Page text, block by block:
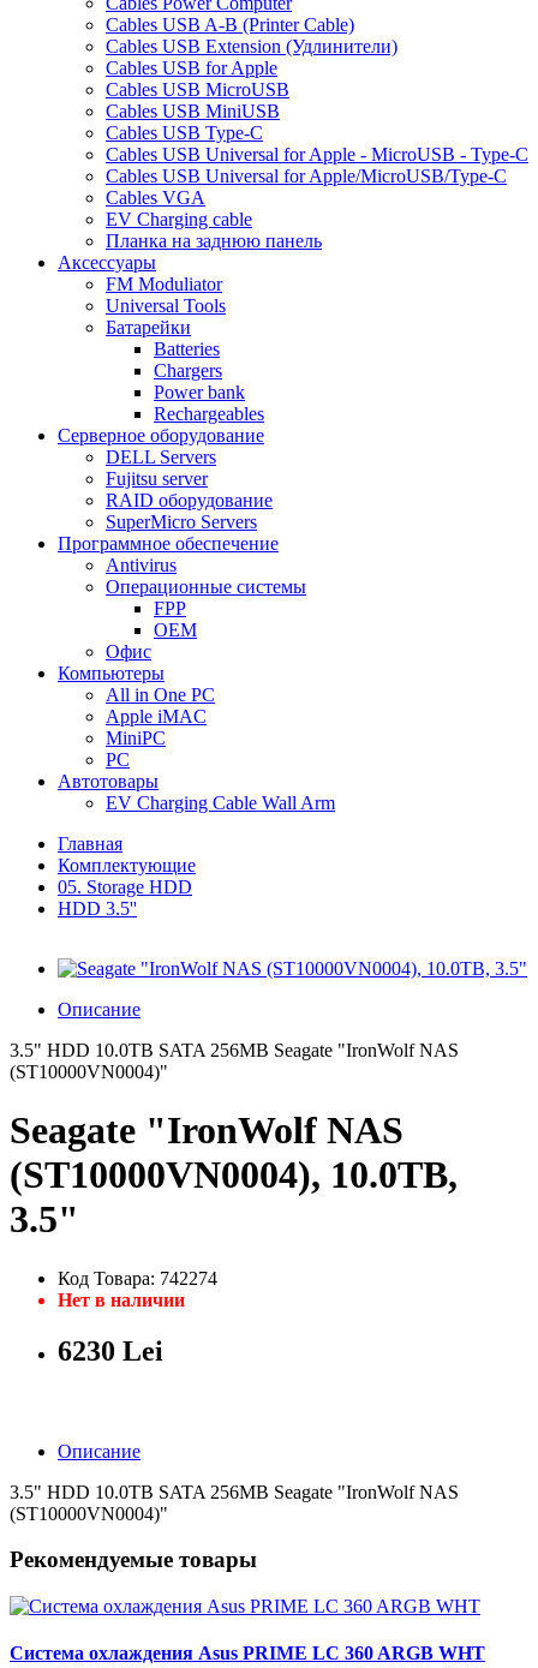
Cables USB A-B (Printer Cable)
Cables USB Extension (Удлинители)
Cables USB for Apple
Cables USB MicroUSB
Cables USB MiniUSB
Cables USB Type-C
Cables USB Universal for Apple - MicroUSB - Type-C
Cables USB Universal for Apple/MicroUSB/Type-C
Cables VGA
EV Charging cable
Планка на заднюю панель
Аксессуары
FM Moduliator
Universal Tools
Батарейки
Batteries
Chargers
Power bank
Rechargeables
Серверное оборудование
DELL Servers
Fujitsu server
RAID оборудование
SuperMicro Servers
Программное обеспечение
Antivirus
Операционные системы
FPP
OEM
Офис
Компьютеры
All in One PC
Apple iMAC
MiniPC
PC
Автотовары
EV Charging Cable Wall Arm
Главная
Комплектующие
05. Storage HDD
HDD 3.5''
Описание
3.5" HDD 10.0TB SATA 256MB Seagate "IronWolf NAS
(ST10000VN0004)"
Seagate "IronWolf NAS
(ST10000VN0004), 10.0TB,
3.5"
Код Товара: 742274
Нет в наличии
6230 Lei
Описание
3.5" HDD 10.0TB SATA 256MB Seagate "IronWolf NAS
(ST10000VN0004)"
Рекомендуемые товары
Система охлаждения Asus PRIME LC 360 ARGB WHT